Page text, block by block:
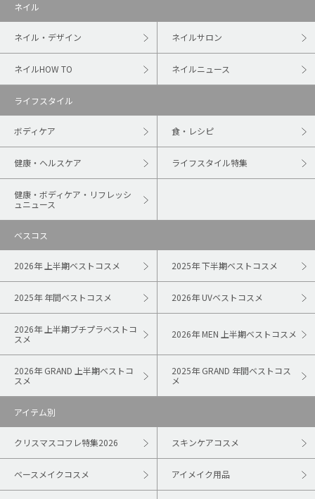
ネイル
ネイル・デザイン ネイルサロン
ネイルHOW TO ネイルニュース
ライフスタイル
ボディケア 食・レシピ
健康・ヘルスケア ライフスタイル特集
健康・ボディケア・リフレッシ
ュニュース
ベスコス
2026年 上半期ベストコスメ 2025年 下半期ベストコスメ
2025年 年間ベストコスメ 2026年 UVベストコスメ
2026年 上半期プチプラベストコ
スメ
2026年 MEN 上半期ベストコスメ
2026年 GRAND 上半期ベストコ
スメ
2025年 GRAND 年間ベストコス
メ
アイテム別
クリスマスコフレ特集2026 スキンケアコスメ
ベースメイクコスメ アイメイク用品